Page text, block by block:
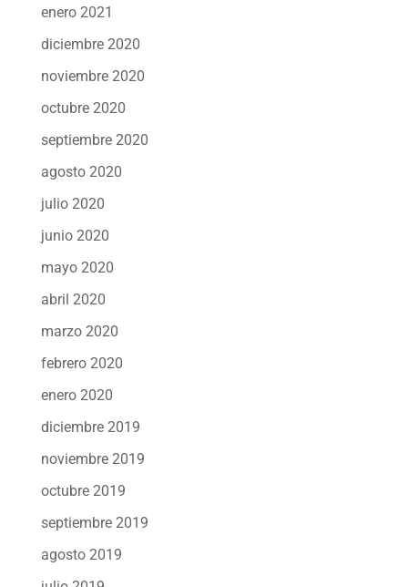
enero 2021
diciembre 2020
noviembre 2020
octubre 2020
septiembre 2020
agosto 2020
julio 2020
junio 2020
mayo 2020
abril 2020
marzo 2020
febrero 2020
enero 2020
diciembre 2019
noviembre 2019
octubre 2019
septiembre 2019
agosto 2019